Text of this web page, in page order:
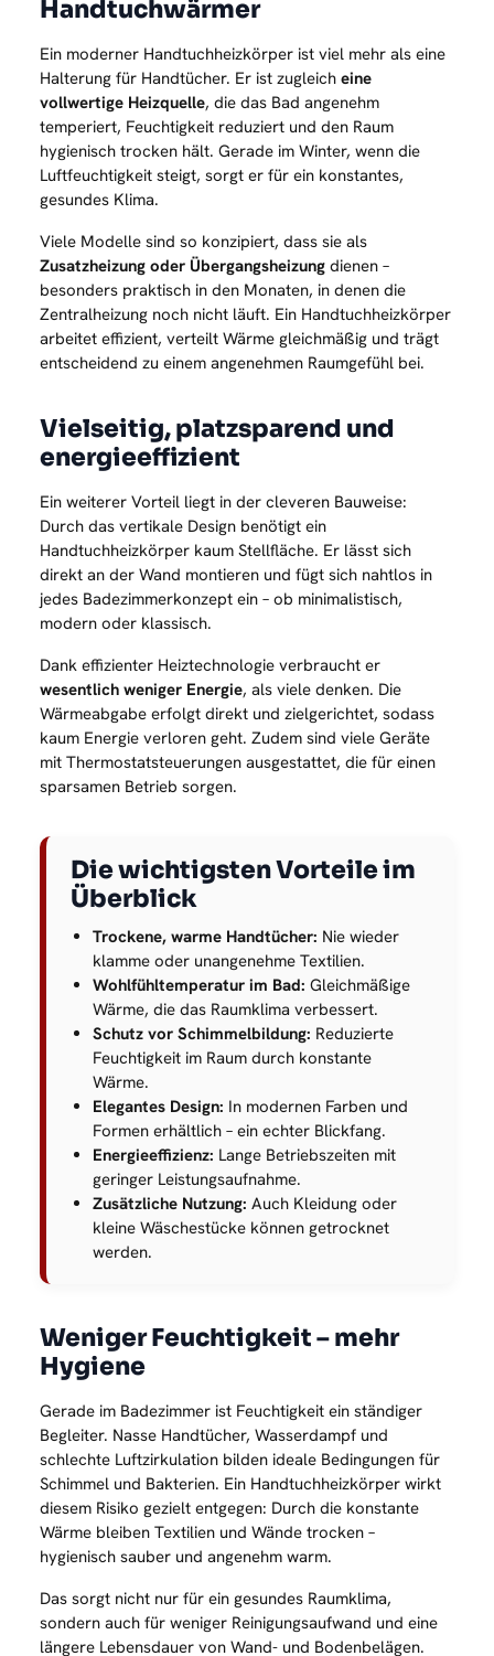
Handtuchwärmer
Ein moderner Handtuchheizkörper ist viel mehr als eine
Halterung für Handtücher. Er ist zugleich eine
vollwertige Heizquelle, die das Bad angenehm
temperiert, Feuchtigkeit reduziert und den Raum
hygienisch trocken hält. Gerade im Winter, wenn die
Luftfeuchtigkeit steigt, sorgt er für ein konstantes,
gesundes Klima.
Viele Modelle sind so konzipiert, dass sie als
Zusatzheizung oder Übergangsheizung dienen –
besonders praktisch in den Monaten, in denen die
Zentralheizung noch nicht läuft. Ein Handtuchheizkörper
arbeitet effizient, verteilt Wärme gleichmäßig und trägt
entscheidend zu einem angenehmen Raumgefühl bei.
Vielseitig, platzsparend und
energieeffizient
Ein weiterer Vorteil liegt in der cleveren Bauweise:
Durch das vertikale Design benötigt ein
Handtuchheizkörper kaum Stellfläche. Er lässt sich
direkt an der Wand montieren und fügt sich nahtlos in
jedes Badezimmerkonzept ein – ob minimalistisch,
modern oder klassisch.
Dank effizienter Heiztechnologie verbraucht er
wesentlich weniger Energie, als viele denken. Die
Wärmeabgabe erfolgt direkt und zielgerichtet, sodass
kaum Energie verloren geht. Zudem sind viele Geräte
mit Thermostatsteuerungen ausgestattet, die für einen
sparsamen Betrieb sorgen.
Die wichtigsten Vorteile im
Überblick
Trockene, warme Handtücher: Nie wieder
klamme oder unangenehme Textilien.
Wohlfühltemperatur im Bad: Gleichmäßige
Wärme, die das Raumklima verbessert.
Schutz vor Schimmelbildung: Reduzierte
Feuchtigkeit im Raum durch konstante
Wärme.
Elegantes Design: In modernen Farben und
Formen erhältlich – ein echter Blickfang.
Energieeffizienz: Lange Betriebszeiten mit
geringer Leistungsaufnahme.
Zusätzliche Nutzung: Auch Kleidung oder
kleine Wäschestücke können getrocknet
werden.
Weniger Feuchtigkeit – mehr
Hygiene
Gerade im Badezimmer ist Feuchtigkeit ein ständiger
Begleiter. Nasse Handtücher, Wasserdampf und
schlechte Luftzirkulation bilden ideale Bedingungen für
Schimmel und Bakterien. Ein Handtuchheizkörper wirkt
diesem Risiko gezielt entgegen: Durch die konstante
Wärme bleiben Textilien und Wände trocken –
hygienisch sauber und angenehm warm.
Das sorgt nicht nur für ein gesundes Raumklima,
sondern auch für weniger Reinigungsaufwand und eine
längere Lebensdauer von Wand- und Bodenbelägen.